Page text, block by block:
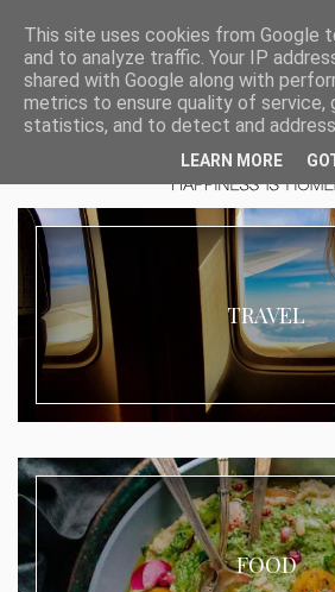
TRAVEL
FOOD
This site uses cookies from Google
and to analyze traffic. Your IP
shared with Google along with
metrics to ensure quality of service,
statistics, and to detect and
LEARN MORE